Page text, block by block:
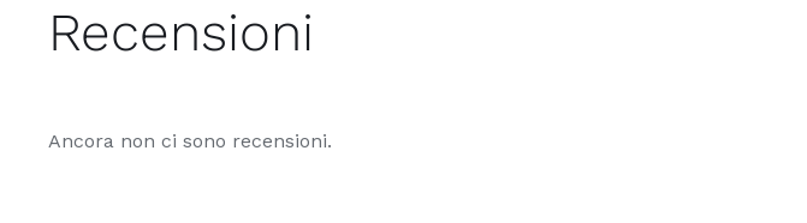
possono
nella
Recensioni
Ancora non ci sono recensioni.